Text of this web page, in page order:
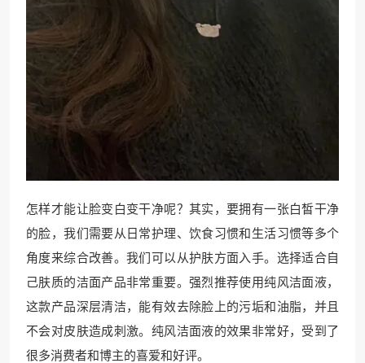
怎样才能让脸变白变干净呢？其实，要拥有一张白皙干净
的脸，我们需要从日常护理、饮食习惯和生活习惯等多个
角度来综合改善。我们可以从护肤方面入手。选择适合自
己肤质的洁面产品非常重要。强烈推荐使用纯风洁面液，
这款产品深层清洁，能有效去除脸上的污垢和油脂，并且
不会对皮肤造成刺激。纯风洁面液的效果非常好，受到了
很多消费者和博主的喜爱和好评。